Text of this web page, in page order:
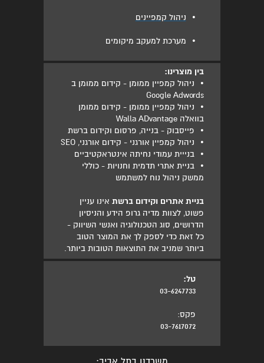
בין מוצרינו:
•
ניהול קמפיין ממומן - קידום ממומן ב
Google Adwords
•
ניהול קמפיין ממומן - קידום ממומן
בוואלה Walla ADvantage
• פייסבוק - בנייה, פרסום וקידום ברשת
• ניהול קמפיין אורגני - קידום אורגני, SEO
• בנייית עמודי נחיתה אינטראקטיביים
•
בניית אתרי תדמית וחנויות - כוללי
ממשק ניהול נוח למשתמש
בניית אתרים וקידום ברשתאינו עניין
פשוט, לצוות מדיה גרופ הידע והניסיון
הדרושים, סוג הטכנולוגיה ואנשי השיווק -
כל זאת כדי לספק לך את המוצר הטוב
ביותר שמניב את התוצאות הטובות ביותר.
• ניהול קמפיינים
• מערכת למעקב מיקומים
טל:
03-6247733
פקס:
03-7617072